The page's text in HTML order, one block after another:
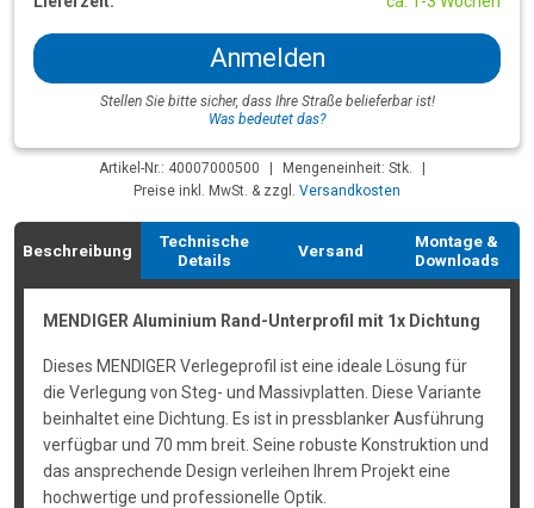
Anmelden
Stellen Sie bitte sicher, dass Ihre Straße belieferbar ist!
Was bedeutet das?
Artikel-Nr.: 40007000500 Mengeneinheit: Stk.
Preise inkl. MwSt. & zzgl. Versandkosten
Beschreibung
Technische
Details
Versand
Montage &
Downloads
MENDIGER Aluminium Rand-Unterprofil mit 1x Dichtung
Dieses MENDIGER Verlegeprofil ist eine ideale Lösung für
die Verlegung von Steg- und Massivplatten. Diese Variante
beinhaltet eine Dichtung. Es ist in pressblanker Ausführung
verfügbar und 70 mm breit. Seine robuste Konstruktion und
das ansprechende Design verleihen Ihrem Projekt eine
hochwertige und professionelle Optik.